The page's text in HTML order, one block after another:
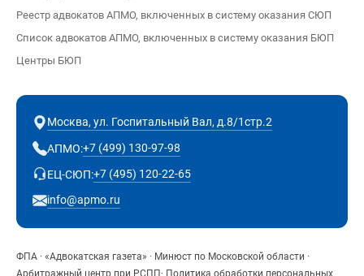
Реестр адвокатов АПМО, включенных в систему оказания СЮП
Список адвокатов АПМО, включенных в систему оказания БЮП
Центры БЮП
Москва, ул. Госпитальный Вал, д.8/1стр.2
АПМО:+7 (499) 130-97-98
ЕЦ-СЮП:+7 (495) 120-22-65
info@apmo.ru
ФПА · «Адвокатская газета» · Минюст по Московской области ·
Арбитражный центр при РСПП · Политика обработки персональных